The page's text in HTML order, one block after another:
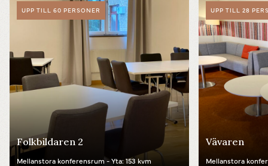
Powered by Translate
UPP TILL 60 PERSONER
Folkbildaren 2
Mellanstora konferensrum - Yta: 153 kvm
UPP TILL 28
Vävaren
Mellanstora